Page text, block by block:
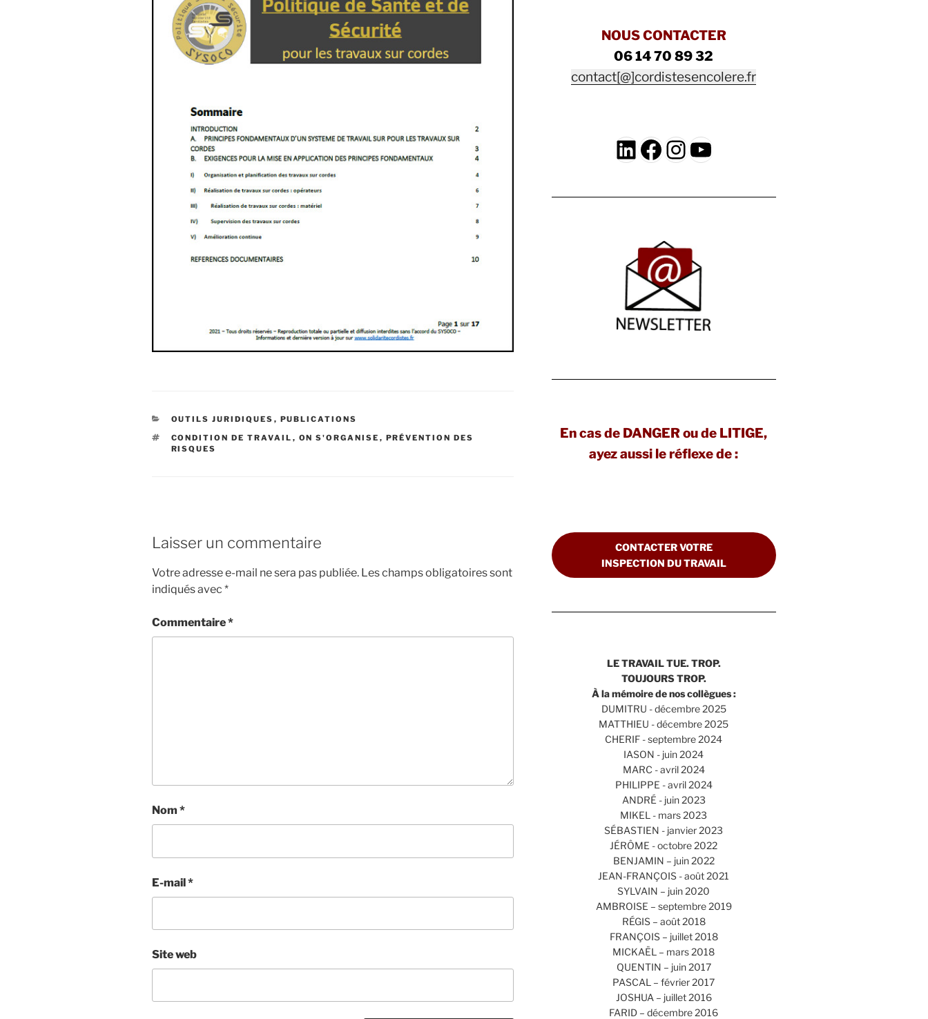
CATÉGORIES
OUTILS JURIDIQUES , PUBLICATIONS
ÉTIQUETTES
CONDITION DE TRAVAIL , ON S'ORGANISE , PRÉVENTION DES
RISQUES
Laisser un commentaire
Votre adresse e-mail ne sera pas publiée. Les champs obligatoires sont
indiqués avec *
Commentaire*
Nom *
E-mail*
Site web
NOUS CONTACTER
06 14 70 89 32
contact[@]cordistesencolere.fr
LinkedIn
Facebook
Instagram
YouTube
En cas de DANGER ou de LITIGE,
ayez aussi le réflexe de :
CONTACTER VOTRE
INSPECTION DU TRAVAIL
LE TRAVAIL TUE. TROP.
TOUJOURS TROP.
À la mémoire de nos collègues :
DUMITRU - décembre 2025
MATTHIEU - décembre 2025
CHERIF - septembre 2024
IASON - juin 2024
MARC - avril 2024
PHILIPPE - avril 2024
ANDRÉ - juin 2023
MIKEL - mars 2023
SÉBASTIEN - janvier 2023
JÉRÔME - octobre 2022
BENJAMIN – juin 2022
JEAN-FRANÇOIS - août 2021
SYLVAIN – juin 2020
AMBROISE – septembre 2019
RÉGIS – août 2018
FRANÇOIS – juillet 2018
MICKAËL – mars 2018
QUENTIN – juin 2017
PASCAL – février 2017
JOSHUA – juillet 2016
FARID – décembre 2016